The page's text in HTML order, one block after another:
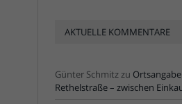
AKTUELLE KOMMENTARE
Günter Schmitzzu
Rethelstraße – zwischen